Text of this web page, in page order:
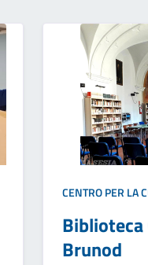
CENTRO PER LA
Biblioteca
Brunod